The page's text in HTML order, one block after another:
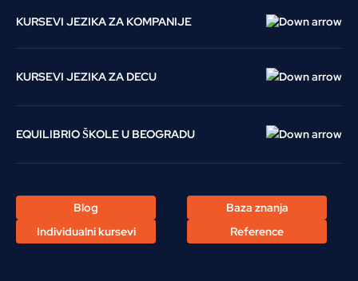
KURSEVI JEZIKA ZA KOMPANIJE
KURSEVI JEZIKA ZA DECU
EQUILIBRIO ŠKOLE U BEOGRADU
Blog
Baza znanja
Individualni kursevi
Reference